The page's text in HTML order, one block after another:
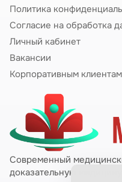
Общее состояние
Небольшая потеря
Обычно не требует
амбулаторное
Средняя степень
тяжести):
Рвота 6-10 раз в сутки
Выраженная
Слабость,
Потеря массы тела
Субфебрильная
Политика
Согласие на обработка
Личный кабинет
Вакансии
Корпоративным клиентам
Современный
доказательную